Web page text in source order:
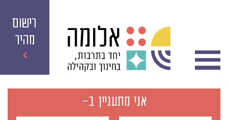
רישום
מהיר
אני מתעניין ב-